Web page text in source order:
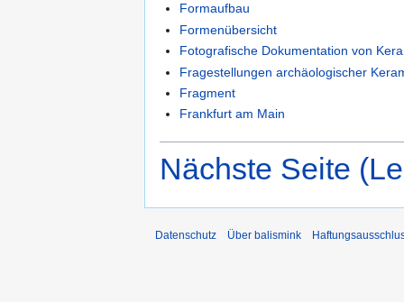
Formaufbau
Formenübersicht
Fotografische Dokumentation von
Fragestellungen archäologischer
Fragment
Frankfurt am Main
Nächste Seite
Datenschutz Über balismink